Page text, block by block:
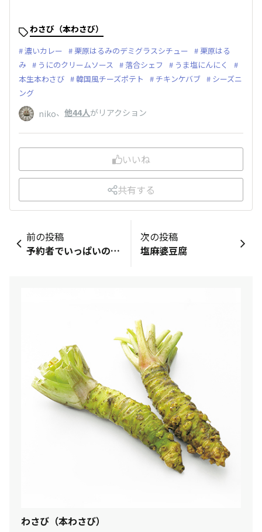
わさび（本わさび）
濃いカレー 栗原はるみのデミグラスシチュー
栗原はる
み
うにのクリームソース 落合シェフ
うま塩にんにく
本生本わさび
韓国風チーズポテト チキンケバブ
シーズニ
ング
niko、 他44人がリアクション
いいね
共有する
わさび（本わさび）
前の投稿
予約者でいっぱいの店 THE PREMIUM うにのクリームソース
次の投稿
塩麻婆豆腐